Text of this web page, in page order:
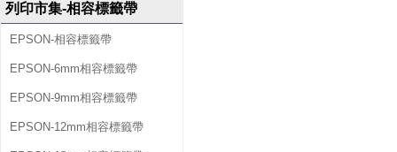
列印市集-相容標籤帶
EPSON-相容標籤帶
EPSON-6mm相容標籤帶
EPSON-9mm相容標籤帶
EPSON-12mm相容標籤帶